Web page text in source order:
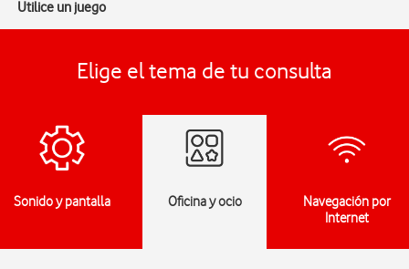
Utilice un juego
Elige el tema de tu consulta
Sonido y pantalla Oficina y ocio
Navegación por
Internet